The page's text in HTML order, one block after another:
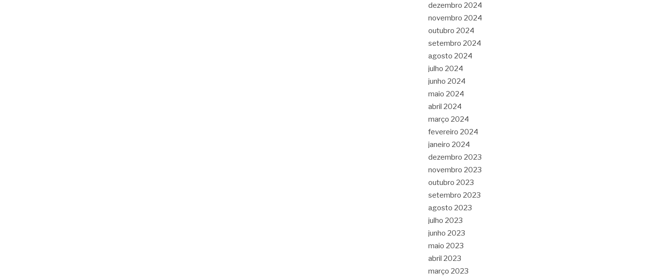
dezembro 2024
novembro 2024
outubro 2024
setembro 2024
agosto 2024
julho 2024
junho 2024
maio 2024
abril 2024
março 2024
fevereiro 2024
janeiro 2024
dezembro 2023
novembro 2023
outubro 2023
setembro 2023
agosto 2023
julho 2023
junho 2023
maio 2023
abril 2023
março 2023